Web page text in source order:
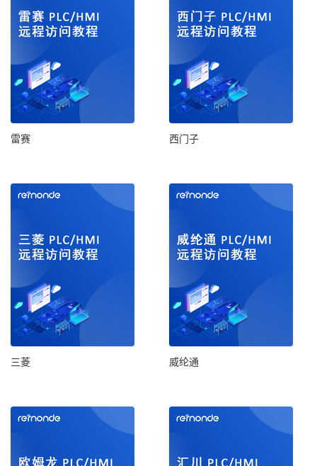
雷赛 西门子
三菱 威纶通